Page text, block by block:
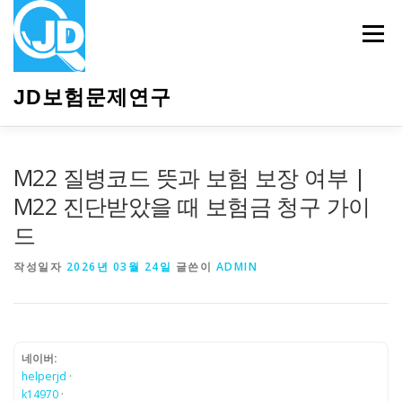
JD보험문제연구
메뉴
M22 질병코드 뜻과 보험 보장 여부 |
M22 진단받았을 때 보험금 청구 가이
드
작성일자 2026년 03월 24일 글쓴이 ADMIN
네이버:
helperjd ·
k14970 ·